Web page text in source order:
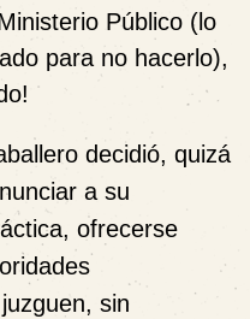
Público (lo
para no hacerlo),
decidió, quizá
a su
ofrecerse
sin